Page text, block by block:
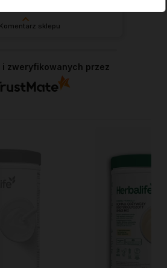
Komentarz sklepu
i zweryfikowanych przez